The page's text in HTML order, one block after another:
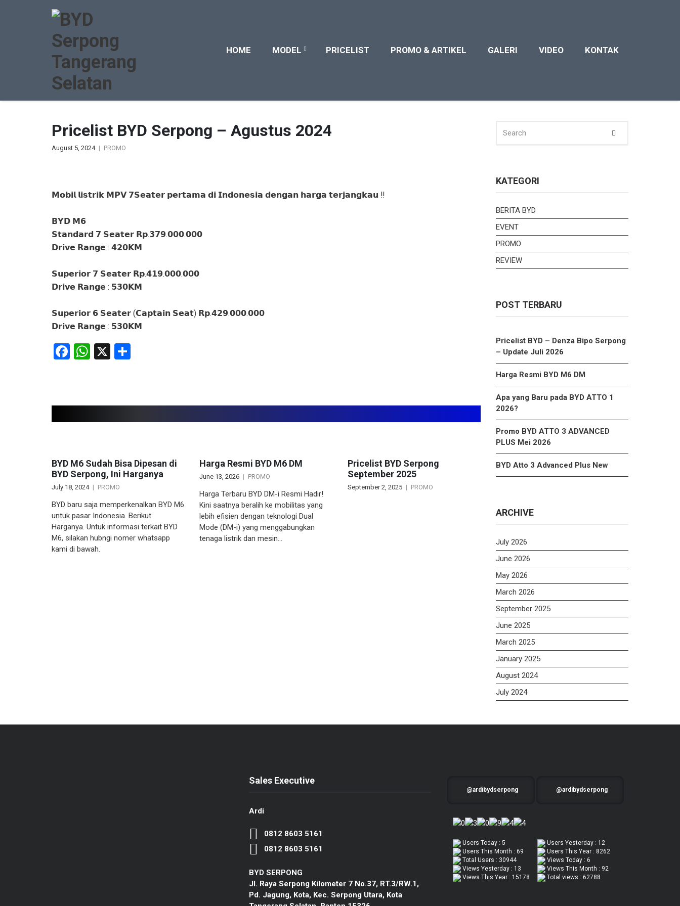
HOME MODEL PRICELIST PROMO & ARTIKEL GALERI VIDEO KONTAK
Pricelist BYD Serpong – Agustus 2024
August 5, 2024 PROMO
𝗠𝗼𝗯𝗶𝗹 𝗹𝗶𝘀𝘁𝗿𝗶𝗸 𝗠𝗣𝗩 𝟳𝗦𝗲𝗮𝘁𝗲𝗿 𝗽𝗲𝗿𝘁𝗮𝗺𝗮 𝗱𝗶 𝗜𝗻𝗱𝗼𝗻𝗲𝘀𝗶𝗮 𝗱𝗲𝗻𝗴𝗮𝗻 𝗵𝗮𝗿𝗴𝗮 𝘁𝗲𝗿𝗷𝗮𝗻𝗴𝗸𝗮𝘂 ‼️
𝗕𝗬𝗗 𝗠𝟲
𝗦𝘁𝗮𝗻𝗱𝗮𝗿𝗱 𝟳 𝗦𝗲𝗮𝘁𝗲𝗿 𝗥𝗽.𝟯𝟳𝟵.𝟬𝟬𝟬.𝟬𝟬𝟬
𝗗𝗿𝗶𝘃𝗲 𝗥𝗮𝗻𝗴𝗲 : 𝟰𝟮𝟬𝗞𝗠
𝗦𝘂𝗽𝗲𝗿𝗶𝗼𝗿 𝟳 𝗦𝗲𝗮𝘁𝗲𝗿 𝗥𝗽.𝟰𝟭𝟵.𝟬𝟬𝟬.𝟬𝟬𝟬
𝗗𝗿𝗶𝘃𝗲 𝗥𝗮𝗻𝗴𝗲 : 𝟱𝟯𝟬𝗞𝗠
𝗦𝘂𝗽𝗲𝗿𝗶𝗼𝗿 𝟲 𝗦𝗲𝗮𝘁𝗲𝗿 (𝗖𝗮𝗽𝘁𝗮𝗶𝗻 𝗦𝗲𝗮𝘁) 𝗥𝗽.𝟰𝟮𝟵.𝟬𝟬𝟬.𝟬𝟬𝟬
𝗗𝗿𝗶𝘃𝗲 𝗥𝗮𝗻𝗴𝗲 : 𝟱𝟯𝟬𝗞𝗠
Facebook
WhatsApp
X
BYD M6 Sudah Bisa Dipesan di
BYD Serpong, Ini Harganya
July 18, 2024 PROMO
BYD baru saja memperkenalkan BYD M6
untuk pasar Indonesia. Berikut
Harganya. Untuk informasi terkait BYD
M6, silakan hubngi nomer whatsapp
kami di bawah.
Harga Resmi BYD M6 DM
June 13, 2026 PROMO
Harga Terbaru BYD DM-i Resmi Hadir!
Kini saatnya beralih ke mobilitas yang
lebih efisien dengan teknologi Dual
Mode (DM-i) yang menggabungkan
tenaga listrik dan mesin…
Pricelist BYD Serpong
September 2025
September 2, 2025 PROMO
FOR:
KATEGORI
BERITA BYD
EVENT
PROMO
REVIEW
POST TERBARU
Pricelist BYD – Denza Bipo Serpong
– Update Juli 2026
Harga Resmi BYD M6 DM
Apa yang Baru pada BYD ATTO 1
2026?
Promo BYD ATTO 3 ADVANCED
PLUS Mei 2026
BYD Atto 3 Advanced Plus New
ARCHIVE
July 2026
June 2026
May 2026
March 2026
September 2025
June 2025
March 2025
January 2025
August 2024
July 2024
Sales Executive
Ardi
0812 8603 5161
0812 8603 5161
BYD SERPONG
Jl. Raya Serpong Kilometer 7 No.37, RT.3/RW.1,
Pd. Jagung, Kota, Kec. Serpong Utara, Kota
@ardibydserpong @ardibydserpong
Users Today : 5
Users Yesterday : 12
Users This Month : 69
Users This Year : 8262
Total Users : 30944
Views Today : 6
Views Yesterday : 13
Views This Month : 92
Views This Year : 15178
Total views : 62788